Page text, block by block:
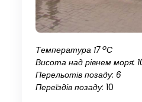
Температура 17 oC
Висота над рівнем моря:
Перельотів позаду: 6
Переїздів позаду: 10